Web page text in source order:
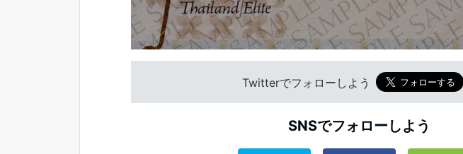
Twitterでフォローしよう
SNSでフォローしよう